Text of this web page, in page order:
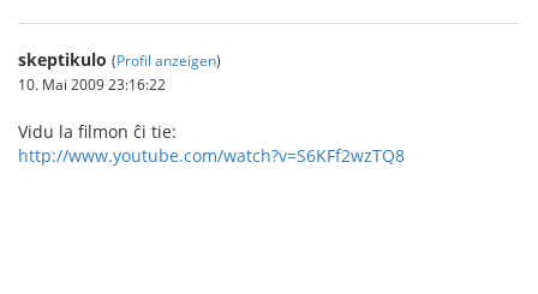
skeptikulo (Profil anzeigen)
10. Mai 2009 23:16:22
Vidu la filmon ĉi tie:
http://www.youtube.com/watch?v=S6KFf2wzTQ8